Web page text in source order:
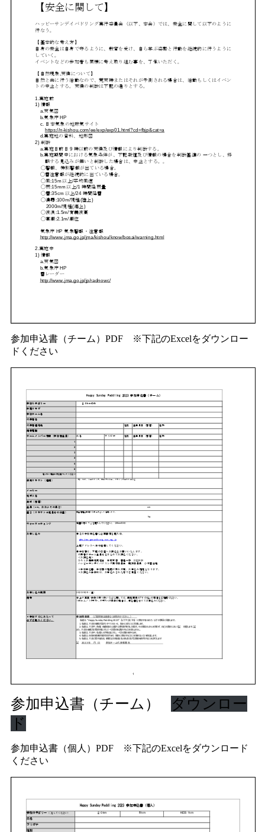
参加申込書（チーム）PDF ※下記のExcelをダウンロー
ドください
参加申込書（チーム）
ダウンロー
ド
参加申込書（個人）PDF ※下記のExcelをダウンロード
ください